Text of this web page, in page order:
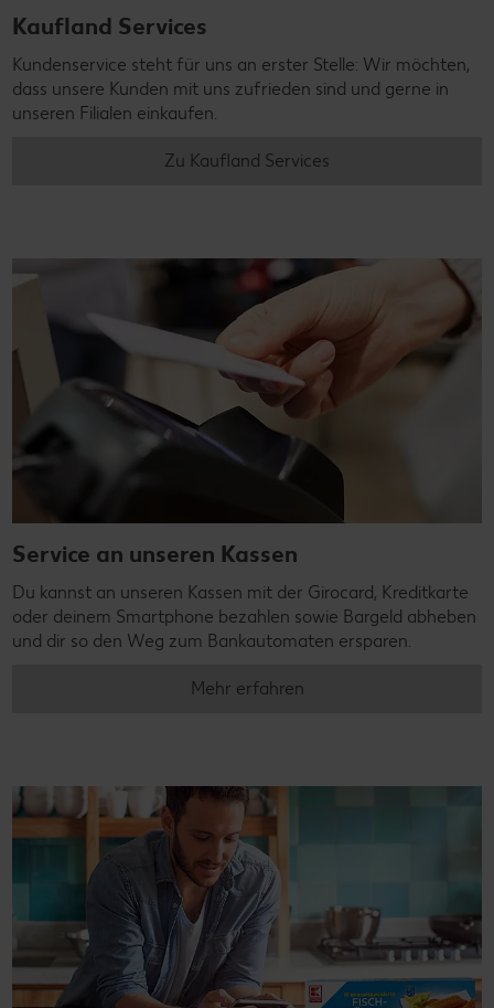
Kaufland Services
Kundenservice steht für uns an erster Stelle: Wir möchten,
dass unsere Kunden mit uns zufrieden sind und gerne in
unseren Filialen einkaufen.
Zu Kaufland Services
Service an unseren Kassen
Du kannst an unseren Kassen mit der Girocard, Kreditkarte
oder deinem Smartphone bezahlen sowie Bargeld abheben
und dir so den Weg zum Bankautomaten ersparen.
Mehr erfahren